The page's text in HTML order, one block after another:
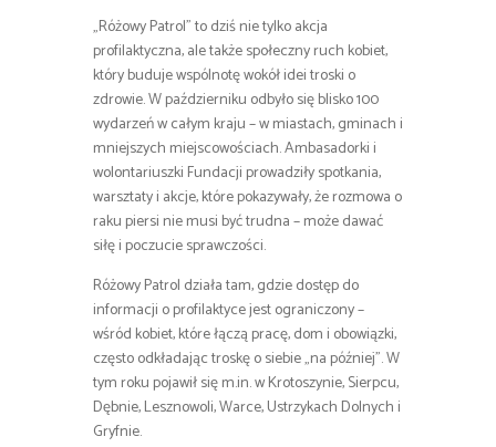
„Różowy Patrol” to dziś nie tylko akcja
profilaktyczna, ale także społeczny ruch kobiet,
który buduje wspólnotę wokół idei troski o
zdrowie. W październiku odbyło się blisko 100
wydarzeń w całym kraju – w miastach, gminach i
mniejszych miejscowościach. Ambasadorki i
wolontariuszki Fundacji prowadziły spotkania,
warsztaty i akcje, które pokazywały, że rozmowa o
raku piersi nie musi być trudna – może dawać
siłę i poczucie sprawczości.
Różowy Patrol działa tam, gdzie dostęp do
informacji o profilaktyce jest ograniczony –
wśród kobiet, które łączą pracę, dom i obowiązki,
często odkładając troskę o siebie „na później”. W
tym roku pojawił się m.in. w Krotoszynie, Sierpcu,
Dębnie, Lesznowoli, Warce, Ustrzykach Dolnych i
Gryfnie.